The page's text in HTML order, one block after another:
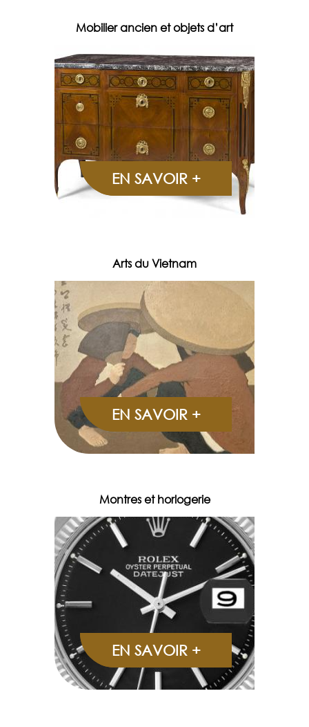
Mobilier ancien et objets d’art
EN SAVOIR +
Arts du Vietnam
EN SAVOIR +
Montres et horlogerie
EN SAVOIR +